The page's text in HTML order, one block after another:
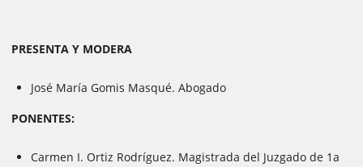
PRESENTA Y MODERA
José María Gomis Masqué. Abogado
PONENTES:
Carmen I. Ortiz Rodríguez. Magistrada del Juzgado de 1a